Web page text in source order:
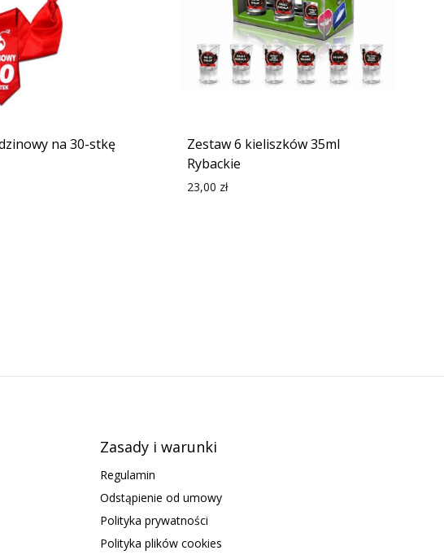
na 30-stkę
Zestaw 6 kieliszków 35ml
Rybackie
23,00 zł
Zasady i warunki
Regulamin
Odstąpienie od umowy
Polityka prywatności
Polityka plików cookies